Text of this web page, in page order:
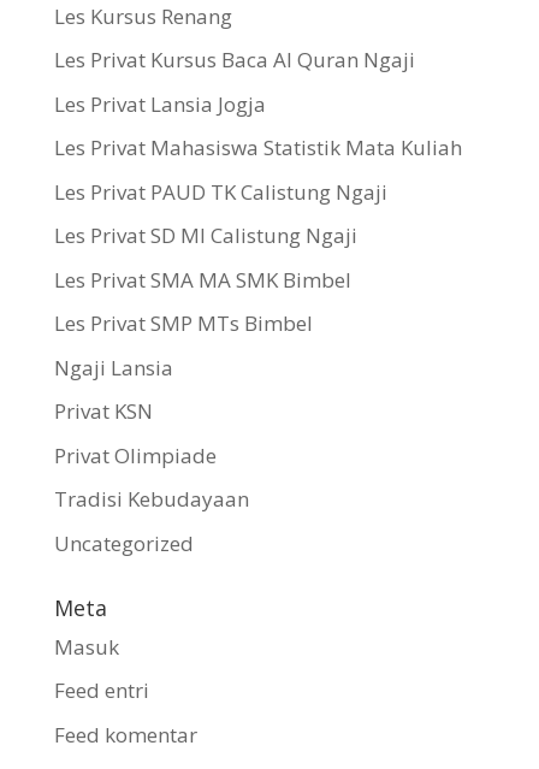
Les Kursus Renang
Les Privat Kursus Baca Al Quran Ngaji
Les Privat Lansia Jogja
Les Privat Mahasiswa Statistik Mata Kuliah
Les Privat PAUD TK Calistung Ngaji
Les Privat SD MI Calistung Ngaji
Les Privat SMA MA SMK Bimbel
Les Privat SMP MTs Bimbel
Ngaji Lansia
Privat KSN
Privat Olimpiade
Tradisi Kebudayaan
Uncategorized
Meta
Masuk
Feed entri
Feed komentar